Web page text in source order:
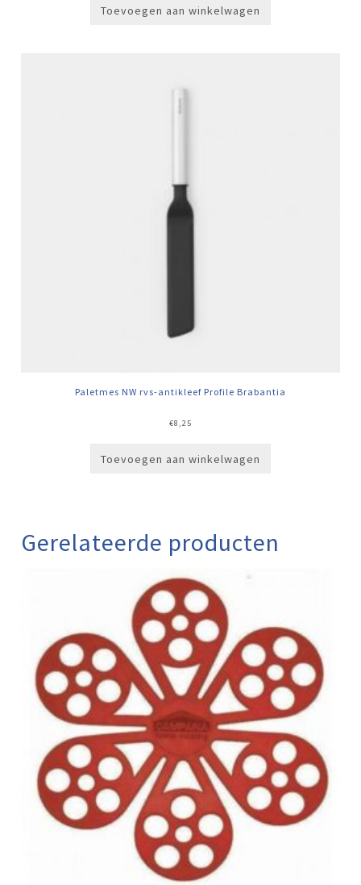
Toevoegen aan winkelwagen
Paletmes NW rvs-antikleef Profile Brabantia
€8,25
Toevoegen aan winkelwagen
Gerelateerde producten